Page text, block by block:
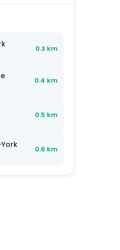
0.3 km
0.4 km
0.5 km
0.6 km